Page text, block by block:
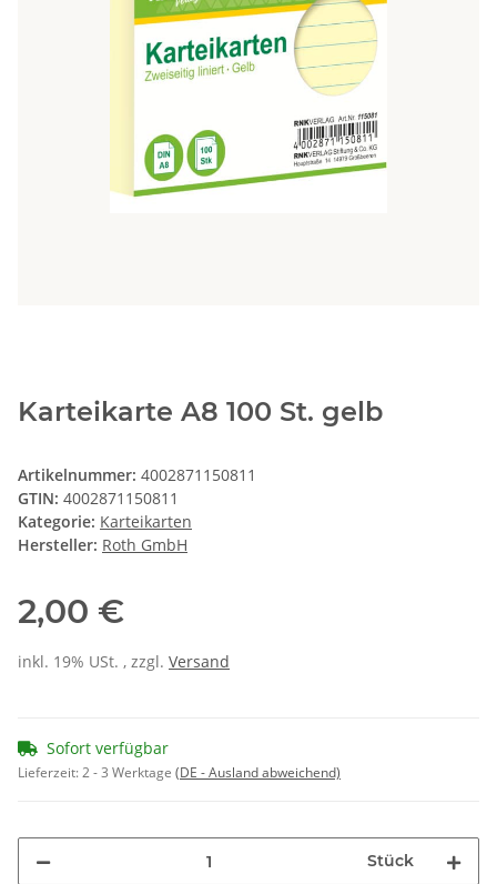
Karteikarte A8 100 St. gelb
Artikelnummer: 4002871150811
GTIN: 4002871150811
Kategorie: Karteikarten
Hersteller: Roth GmbH
2,00 €
inkl. 19% USt. , zzgl. Versand
Sofort verfügbar
Lieferzeit:2 - 3 Werktage (DE - Ausland abweichend)
Stück